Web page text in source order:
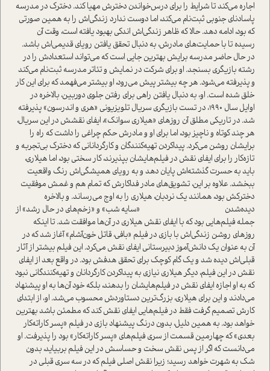
اجاره می‌کند تا شرایط را برای درس‌خواندن دخترش مهیا کند. دخترک در مدرسه
پاسادنای جنوبی ثبت‌نام می‌کند، اما دوست ندارد زندگی‌اش را به همین صورتی
که بود، ادامه دهد. حالا که ظاهر زندگی‌اش اندکی بهبود یافته است، وقت آن
رسیده تا با حمایت‌های مادرش، به دنبال تحقق یافتن رویای قدیمی‌اش باشد.
در حال حاضر مدرسه برایش بهترین جایی است که می‌تواند استعدادش را در
رشته بازیگری بسنجد. او برای شرکت در نمایش و تئاتر مدرسه ثبت‌نام می‌کند
و پذیرفته می‌شود. هر چه بیشتر پیش می‌رود، او بیشتر می‌فهمد که برای این کار
خلق شده است. او، به دنبال یافتن راهی برای رفتن جلوی دوربین، بالاخره در
اوایل سال 1990، در تست بازیگری سریال تلویزیونی «هری و اندرسون» پذیرفته
شد. در تاریکی مطلق آن روزهای «هیلاری سوانک»، ایفای نقشش در این سریال،
هر چند کوتاه و ناچیز بود، اما برای او و مادرش حکم چراغی را داشت که راه را
برایشان روشن می‌کرد. پیدا‌کردن تهیه‌کنندگان و کارگردانانی که دخترک بی‌تجربه و
تازه‌کار را برای ایفای نقش در فیلم‌هایشان بپذیرند، کار سختی بود، اما هیلاری،
باید به حسرت گذشته‌اش پایان دهد و به رویای همیشگی‌اش رنگ واقعیت
ببخشد. علاوه بر این، تشویق‌های مادر فداکارش که تمام هم و غمش موفقیت
دخترکش بود، همانند یک نردبان، هیلاری را به اوج می‌رساند. و بالاخره
دیده‌شدن «سایه شب» و «زخم‌های در حال رشد» از
جمله فیلم‌هایی بود که با ایفای نقش هیلاری در آن‌ها موافقت شد. تا اینکه
روزهای روشن زندگی‌اش با بازی در فیلم «بافی، قاتل خون‌آشام» آغاز شد که در
آن به عنوان یک دانش‌آموز دبیرستانی ایفای نقش می‌کرد. این فیلم بیشتر از آثار
قبلی‌اش دیده شد و یک گام کوچک برای تحقق هدفش بود. در واقع بعد از ایفای
نقش در این فیلم، دیگر هیلاری نیازی به پیدا‌کردن کارگردانان و تهیه‌کنندگانی نبود
که به او اجازه ایفای نقش در فیلم‌هایشان را بدهند، بلکه خود آن‌ها به او پیشنهاد
می‌دادند و این برای هیلاری، بزرگ‌ترین دستاوردش محسوب می‌شد. او، از ابتدای
کارش تصمیم گرفت فقط در فیلم‌هایی ایفای نقش کند که مطمئن باشد بهترین
خواهد بود. به همین دلیل، بدون درنگ پیشنهاد بازی در فیلم «پسر کاراته‌کار
بعدی» که چهارمین قسمت از سری فیلم‌های «پسر کاراته‌کار» بود را پذیرفت. او
می‌دانست که اگر از پس نقش سخت و حساسش در این فیلم بربیاید، بدون
شک به شهرت خواهد رسید؛ زیرا نقش اصلی فیلم که در سه سری قبلی در